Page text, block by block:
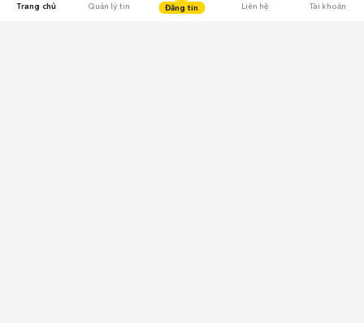
Trang chủ Quản lý tin Đăng tin Liên hệ Tài khoản